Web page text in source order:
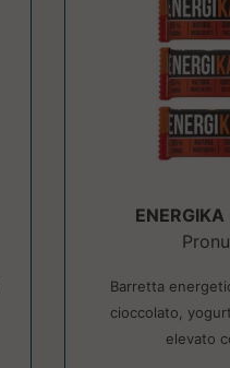
Barretta
cioccolato,
elevato